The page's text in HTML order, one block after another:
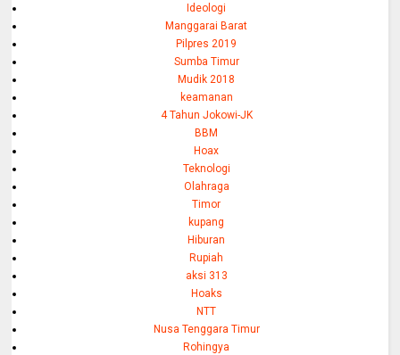
Ideologi
Manggarai Barat
Pilpres 2019
Sumba Timur
Mudik 2018
keamanan
4 Tahun Jokowi-JK
BBM
Hoax
Teknologi
Olahraga
Timor
kupang
Hiburan
Rupiah
aksi 313
Hoaks
NTT
Nusa Tenggara Timur
Rohingya